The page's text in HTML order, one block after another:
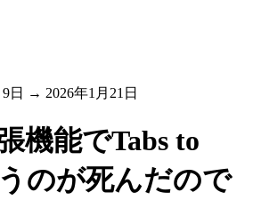
日 → 2026年1月21日
機能でTabs to
のが死んだので